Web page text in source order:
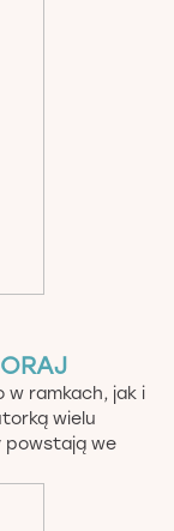
w ramkach, jak i
wielu
powstają we